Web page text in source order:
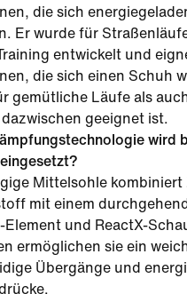
die sich
Er wurde für
entwickelt und
die sich einen Schuh
gemütliche Läufe als
geeignet ist.
wird
Mittelsohle kombiniert
mit einem
Element und ReactX-
ermöglichen sie ein
Übergänge und